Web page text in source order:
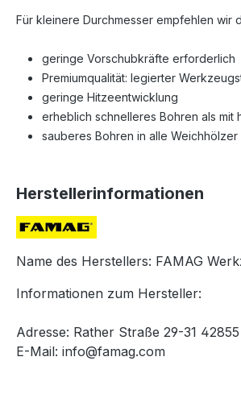
Für kleinere Durchmesser empfehlen wir
geringe Vorschubkräfte erforderlich
Premiumqualität: legierter
geringe Hitzeentwicklung
erheblich schnelleres Bohren als mit
sauberes Bohren in alle
Herstellerinformationen
Name des Herstellers: FAMAG
Informationen zum Hersteller:
Adresse: Rather Straße 29-31
E-Mail: info@famag.com